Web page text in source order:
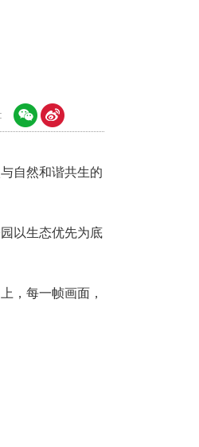
自然和谐共生的
以生态优先为底
，每一帧画面，